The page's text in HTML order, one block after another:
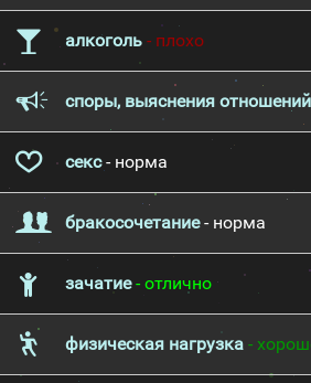
алкоголь - плохо
споры, выяснения отношений
секс- норма
бракосочетание- норма
зачатие- отлично
физическая нагрузка -